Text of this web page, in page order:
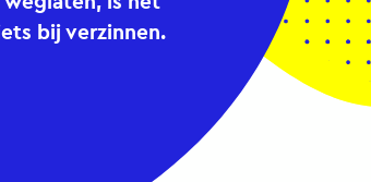
bij verzinnen.